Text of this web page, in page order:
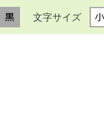
文字サイズ